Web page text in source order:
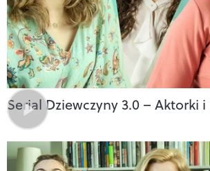
Serial Dziewczyny 3.0 – Aktorki